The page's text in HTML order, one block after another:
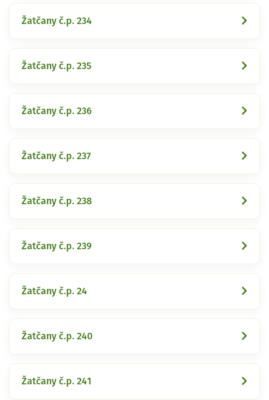
Žatčany č.p. 234
Žatčany č.p. 235
Žatčany č.p. 236
Žatčany č.p. 237
Žatčany č.p. 238
Žatčany č.p. 239
Žatčany č.p. 24
Žatčany č.p. 240
Žatčany č.p. 241